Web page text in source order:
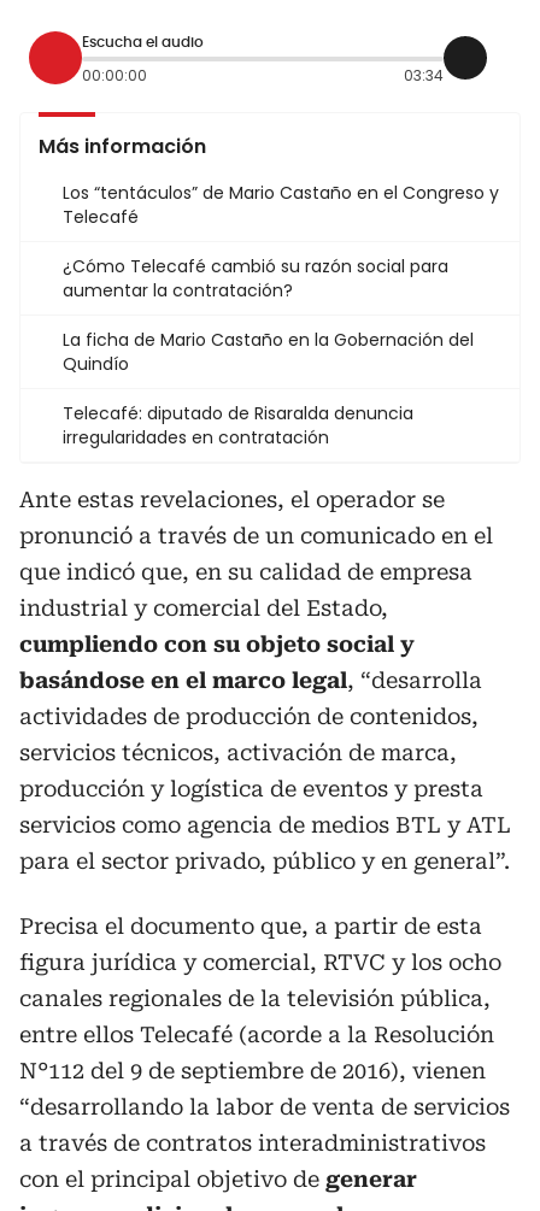
Escucha el audio
00:00:00 03:34
Más información
Los “tentáculos” de Mario Castaño en el Congreso y
Telecafé
¿Cómo Telecafé cambió su razón social para
aumentar la contratación?
La ficha de Mario Castaño en la Gobernación del
Quindío
Telecafé: diputado de Risaralda denuncia
irregularidades en contratación
Ante estas revelaciones, el operador se
pronunció a través de un comunicado en el
que indicó que, en su calidad de empresa
industrial y comercial del Estado,
cumpliendo con su objeto social y
basándose en el marco legal, “desarrolla
actividades de producción de contenidos,
servicios técnicos, activación de marca,
producción y logística de eventos y presta
servicios como agencia de medios BTL y ATL
para el sector privado, público y en general”.
Precisa el documento que, a partir de esta
figura jurídica y comercial, RTVC y los ocho
canales regionales de la televisión pública,
entre ellos Telecafé (acorde a la Resolución
N°112 del 9 de septiembre de 2016), vienen
“desarrollando la labor de venta de servicios
a través de contratos interadministrativos
con el principal objetivo de generar